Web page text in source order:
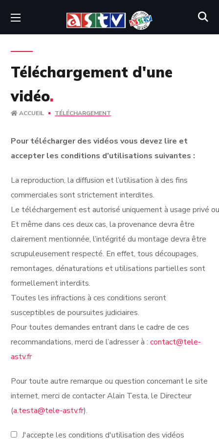
Téléchargement d'une
vidéo.
ACCUEIL TÉLÉCHARGEMENT
Pour télécharger des vidéos vous devez lire et
accepter les conditions d'utilisations suivantes :
La reproduction, la diffusion et l’utilisation à des fins
commerciales sont strictement interdites.
Le téléchargement est autorisé uniquement à usage privé
Et même dans ces deux cas, la provenance devra être
clairement mentionnée, l’intégrité du montage devra être
scrupuleusement respecté. En effet, tous découpages,
remontages, dénaturations et utilisations partielles sont
formellement interdits.
Toutes les infractions à ces conditions seront
susceptibles de poursuites judiciaires.
Pour toutes demandes entrant dans le cadre de ces
recommandations, merci de l’adresser à :contact@tele-
astv.fr
Pour toute autre remarque ou question concernant le site
internet, merci de contacter Alain Testa, le Directeur
(a.testa@tele-astv.fr).
J'accepte les conditions d'utilisation des vidéos